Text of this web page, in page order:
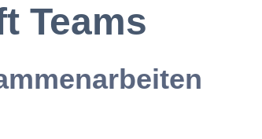
Teams